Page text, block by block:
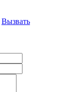
Вызвать